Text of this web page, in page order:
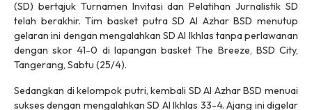
(SD) bertajuk Turnamen Invitasi dan Pelatihan Jurnalistik SD
telah berakhir. Tim basket putra SD Al Azhar BSD menutup
gelaran ini dengan mengalahkan SD Al Ikhlas tanpa perlawanan
dengan skor 41-0 di lapangan basket The Breeze, BSD City,
Tangerang, Sabtu (25/4).
Sedangkan di kelompok putri, kembali SD Al Azhar BSD menuai
sukses dengan mengalahkan SD Al Ikhlas 33-4. Ajang ini digelar